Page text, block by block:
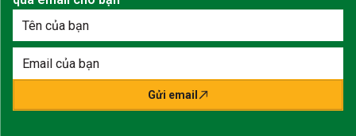
Gửi email